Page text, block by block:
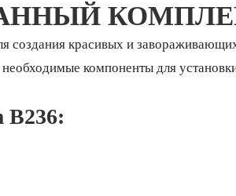
создания красивых и
компоненты для
B236: